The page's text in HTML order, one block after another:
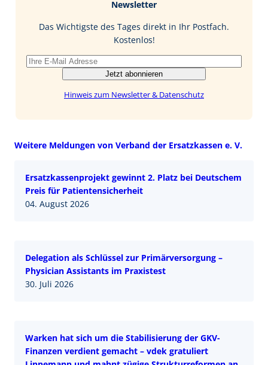
I
Newsletter
Das Wichtigste des Tages direkt in Ihr Postfach.
Kostenlos!
Jetzt abonnieren
Hinweis zum Newsletter & Datenschutz
Weitere Meldungen von Verband der Ersatzkassen e. V.
Ersatzkassenprojekt gewinnt 2. Platz bei Deutschem
Preis für Patientensicherheit
04. August 2026
Delegation als Schlüssel zur Primärversorgung –
Physician Assistants im Praxistest
30. Juli 2026
Warken hat sich um die Stabilisierung der GKV-
Finanzen verdient gemacht – vdek gratuliert